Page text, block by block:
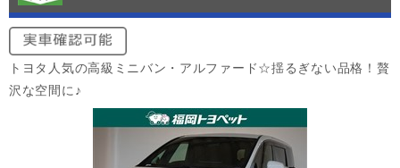
トヨタ人気の高級ミニバン・アルファード☆揺るぎない品格！贅
沢な空間に♪